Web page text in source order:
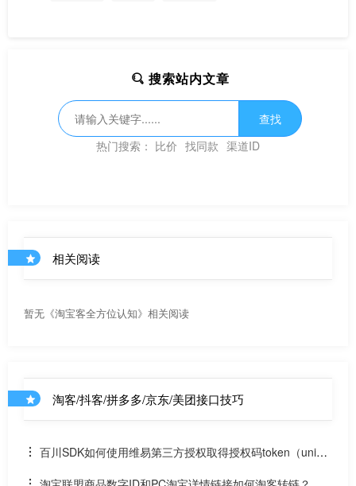
搜索站内文章
查找
热门搜索： 比价 找同款 渠道ID
相关阅读
暂无《淘宝客全方位认知》相关阅读
淘客/抖客/拼多多/京东/美团接口技巧
百川SDK如何使用维易第三方授权取得授权码token（uniap
p）